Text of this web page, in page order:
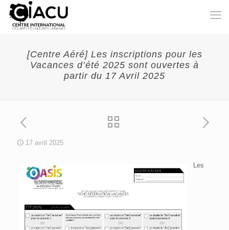
[Centre Aéré] Les inscriptions pour les
Vacances d’été 2025 sont ouvertes à
partir du 17 Avril 2025
17 avril 2025
Les